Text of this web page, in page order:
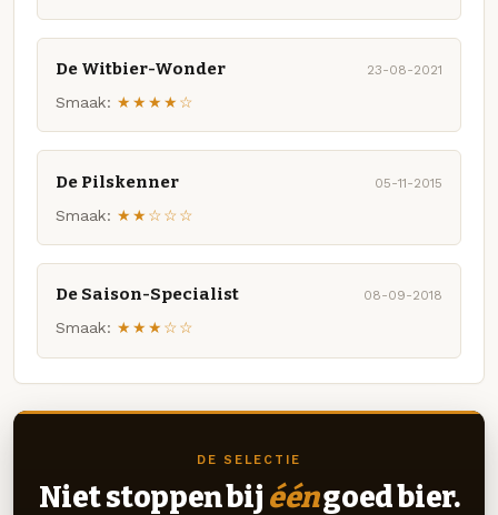
De Witbier-Wonder 23-08-2021
Smaak: ★★★★☆
De Pilskenner 05-11-2015
Smaak: ★★☆☆☆
De Saison-Specialist 08-09-2018
Smaak: ★★★☆☆
DE SELECTIE
Niet stoppen bij ééngoed bier.